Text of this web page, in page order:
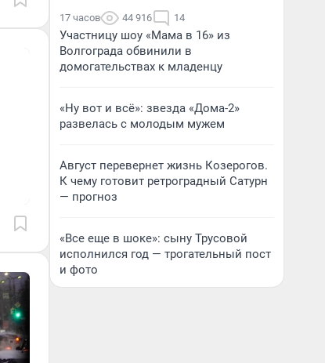
17 часов 44 916 14
Участницу шоу «Мама в 16» из
Волгограда обвинили в
домогательствах к младенцу
«Ну вот и всё»: звезда «Дома-2»
развелась с молодым мужем
Август перевернет жизнь Козерогов.
К чему готовит ретроградный Сатурн
— прогноз
«Все еще в шоке»: сыну Трусовой
исполнился год — трогательный пост
и фото